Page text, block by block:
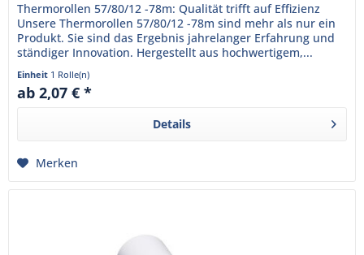
Thermorollen 57/80/12 -78m: Qualität trifft auf Effizienz
Unsere Thermorollen 57/80/12 -78m sind mehr als nur ein
Produkt. Sie sind das Ergebnis jahrelanger Erfahrung und
ständiger Innovation. Hergestellt aus hochwertigem,...
Einheit 1 Rolle(n)
ab 2,07 € *
Details
Merken